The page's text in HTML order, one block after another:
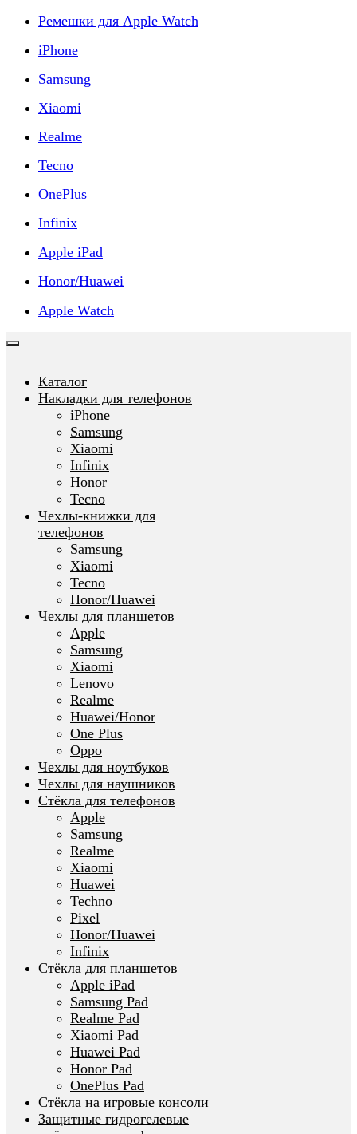
Ремешки для Apple Watch
iPhone
Samsung
Xiaomi
Realme
Tecno
OnePlus
Infinix
Apple iPad
Honor/Huawei
Apple Watch
Каталог
Накладки для телефонов
iPhone
Samsung
Xiaomi
Infinix
Honor
Tecno
Чехлы-книжки для
телефонов
Samsung
Xiaomi
Tecno
Honor/Huawei
Чехлы для планшетов
Apple
Samsung
Xiaomi
Lenovo
Realme
Huawei/Honor
One Plus
Oppo
Чехлы для ноутбуков
Чехлы для наушников
Стёкла для телефонов
Apple
Samsung
Realme
Xiaomi
Huawei
Techno
Pixel
Honor/Huawei
Infinix
Стёкла для планшетов
Apple iPad
Samsung Pad
Realme Pad
Xiaomi Pad
Huawei Pad
Honor Pad
OnePlus Pad
Стёкла на игровые консоли
Защитные гидрогелевые